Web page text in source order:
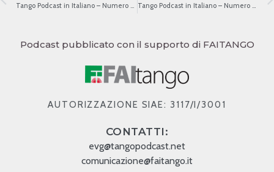
Podcast pubblicato con il supporto di FAITANGO
AUTORIZZAZIONE SIAE: 3117/I/3001
CONTATTI:
evg@tangopodcast.net
comunicazione@faitango.it